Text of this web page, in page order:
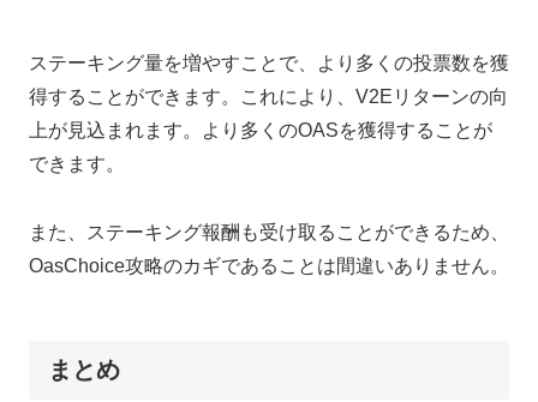
ステーキング量を増やすことで、より多くの投票数を獲
得することができます。これにより、V2Eリターンの向
上が見込まれます。より多くのOASを獲得することが
できます。
また、ステーキング報酬も受け取ることができるため、
OasChoice攻略のカギであることは間違いありません。
まとめ